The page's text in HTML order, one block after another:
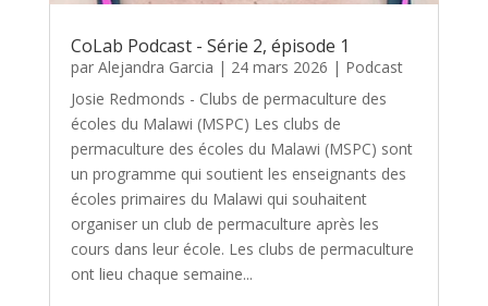
CoLab Podcast - Série 2, épisode 1
par Alejandra Garcia | 24 mars 2026 | Podcast
Josie Redmonds - Clubs de permaculture des
écoles du Malawi (MSPC) Les clubs de
permaculture des écoles du Malawi (MSPC) sont
un programme qui soutient les enseignants des
écoles primaires du Malawi qui souhaitent
organiser un club de permaculture après les
cours dans leur école. Les clubs de permaculture
ont lieu chaque semaine...